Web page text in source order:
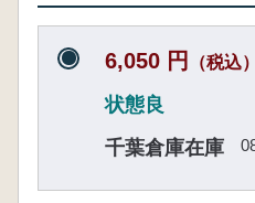
6,050 円 （税込）
状態良
千葉倉庫在庫